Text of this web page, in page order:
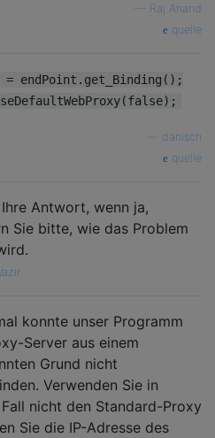
Raj Anand
quelle
= endPoint.get_Binding();
dänisch
quelle
Antwort, wenn ja,
Sie bitte, wie das Problem
konnte unser Programm
Server aus einem
Grund nicht
Verwenden Sie in
nicht den Standard-Proxy
Sie die IP-Adresse des